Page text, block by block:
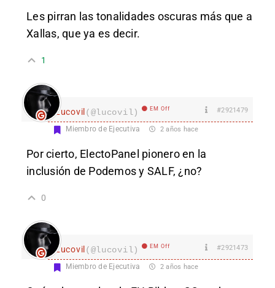
Les pirran las tonalidades oscuras más que a
Xallas, que ya es decir.
1
Lucovil(@lucovil) EM Off #2921479
Miembro de Ejecutiva 2 años hace
Por cierto, ElectoPanel pionero en la
inclusión de Podemos y SALF, ¿no?
0
Lucovil(@lucovil) EM Off #2921473
Miembro de Ejecutiva 2 años hace